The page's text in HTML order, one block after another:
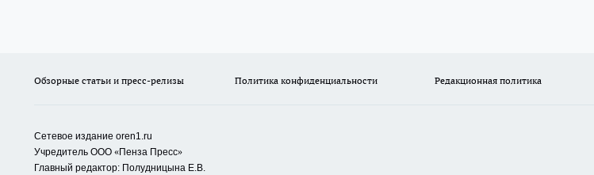
Обзорные статьи и пресс-релизы Политика конфиденциальности Редакционная политика
Сетевое издание oren1.ru
Учредитель ООО «Пенза Пресс»
Главный редактор: Полудницына Е.В.